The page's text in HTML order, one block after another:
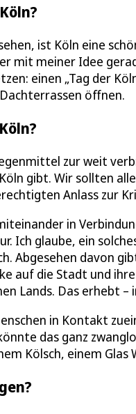
ist Köln eine
mit meiner Idee
einen „Tag der
öffnen.
zur weit
gibt. Wir sollten
Anlass zur
in
Ich glaube, ein
Abgesehen davon
auf die Stadt und
Lands. Das erhebt
in Kontakt
das ganz
Kölsch, einem Glas